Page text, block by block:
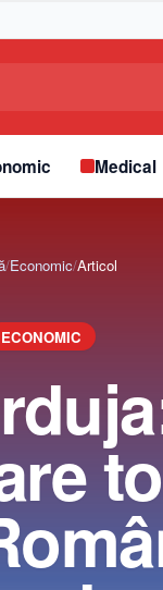
Medical
/Economic/Articol
ECONOMIC